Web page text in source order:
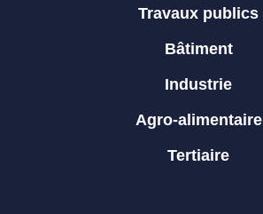
Travaux publics
Bâtiment
Industrie
Agro-alimentaire
Tertiaire